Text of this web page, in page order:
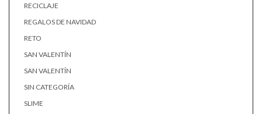
RECICLAJE
REGALOS DE NAVIDAD
RETO
SAN VALENTÍN
SAN VALENTÍN
SIN CATEGORÍA
SLIME